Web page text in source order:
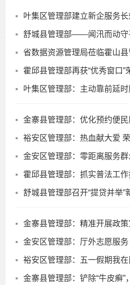
叶集区管理部建立新企服务
舒城县管理部——闻汛而动守
省数据资源管理局莅临霍山
霍邱县管理部再获“优秀窗口”
叶集区管理部：主动靠前延
金寨县管理部：优化预约便
裕安区管理部：热血献大爱
金安区管理部：零距离服务
霍邱县管理部：抓实普法工
舒城县管理部召开“提贷并举”
金寨县管理部：精准开展政
金安区管理部：厅外志愿服务
裕安区管理部：五一假期我
金寨县管理部：铲除“牛皮癣”